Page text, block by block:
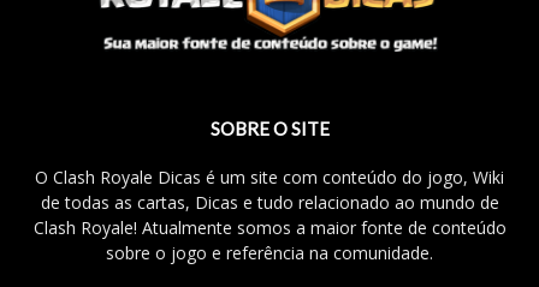
SOBRE O SITE
O Clash Royale Dicas é um site com conteúdo do jogo, Wiki
de todas as cartas, Dicas e tudo relacionado ao mundo de
Clash Royale! Atualmente somos a maior fonte de conteúdo
sobre o jogo e referência na comunidade.